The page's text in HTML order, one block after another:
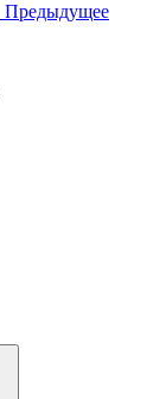
Предыдущее